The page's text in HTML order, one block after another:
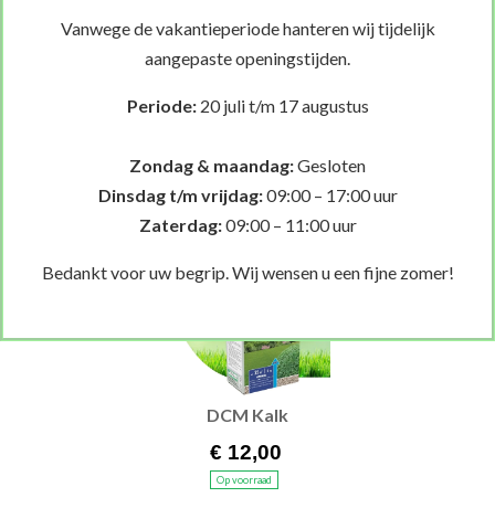
€ 13,31
Op voorraad
DCM Kalk
€ 12,00
Op voorraad
Vanwege de vakantieperiode hanteren wij tijdelijk
aangepaste openingstijden.
Periode:20 juli t/m 17 augustus
Zondag & maandag:Gesloten
Dinsdag t/m vrijdag:09:00 – 17:00 uur
Zaterdag:09:00 – 11:00 uur
Bedankt voor uw begrip. Wij wensen u een fijne zomer!